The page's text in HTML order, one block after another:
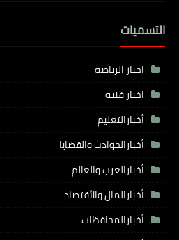
التسميات
اخبار الرياضة
اخبار فنيه
أخبارالتعليم
أخبارالحوادث والقضايا
أخبارالعرب والعالم
أخبارالمال والأقتصاد
أخبارالمحافظات